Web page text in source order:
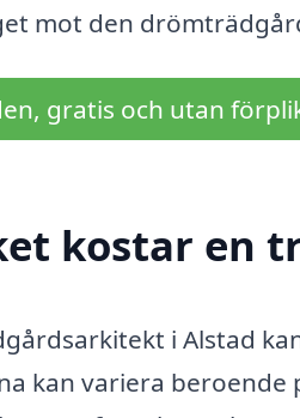
mot den
gratis och utan
kostar en
i Alstad
kan variera